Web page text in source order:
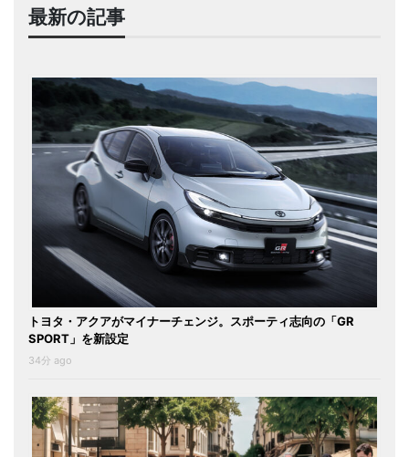
最新の記事
トヨタ・アクアがマイナーチェンジ。スポーティ志向の「GR
SPORT」を新設定
34分 ago